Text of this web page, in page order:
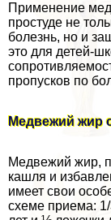
Применение
простуде не
болезнь, но и
это для детей-
пропусков по
Медвежий жир
Медвежий жир,
кашля и
имеет свои
схеме приема: